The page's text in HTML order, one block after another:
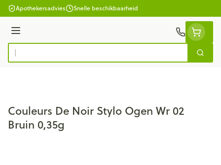
Ga naar de inhoud
Apothekersadvies Snelle beschikbaarheid
Menu
Product, merk, categorie...
Zoek
Couleurs De Noir Stylo Ogen Wr 02
Bruin 0,35g